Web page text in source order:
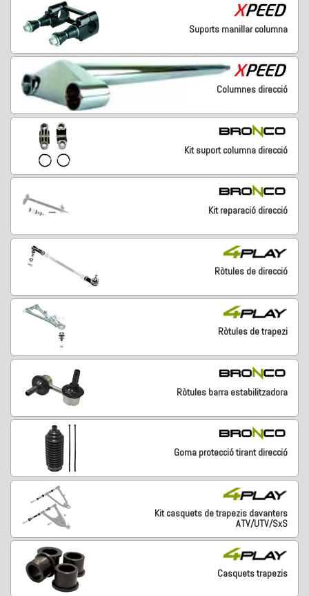
Suports manillar columna
Columnes direcció
Kit suport columna direcció
Kit reparació direcció
Ròtules de direcció
Ròtules de trapezi
Ròtules barra estabilitzadora
Goma protecció tirant direcció
Kit casquets de trapezis davanters
ATV/UTV/SxS
Casquets trapezis